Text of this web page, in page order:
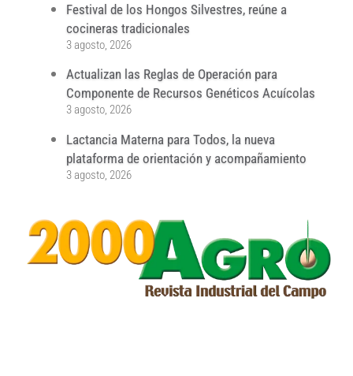
Festival de los Hongos Silvestres, reúne a
cocineras tradicionales
3 agosto, 2026
Actualizan las Reglas de Operación para
Componente de Recursos Genéticos Acuícolas
3 agosto, 2026
Lactancia Materna para Todos, la nueva
plataforma de orientación y acompañamiento
3 agosto, 2026